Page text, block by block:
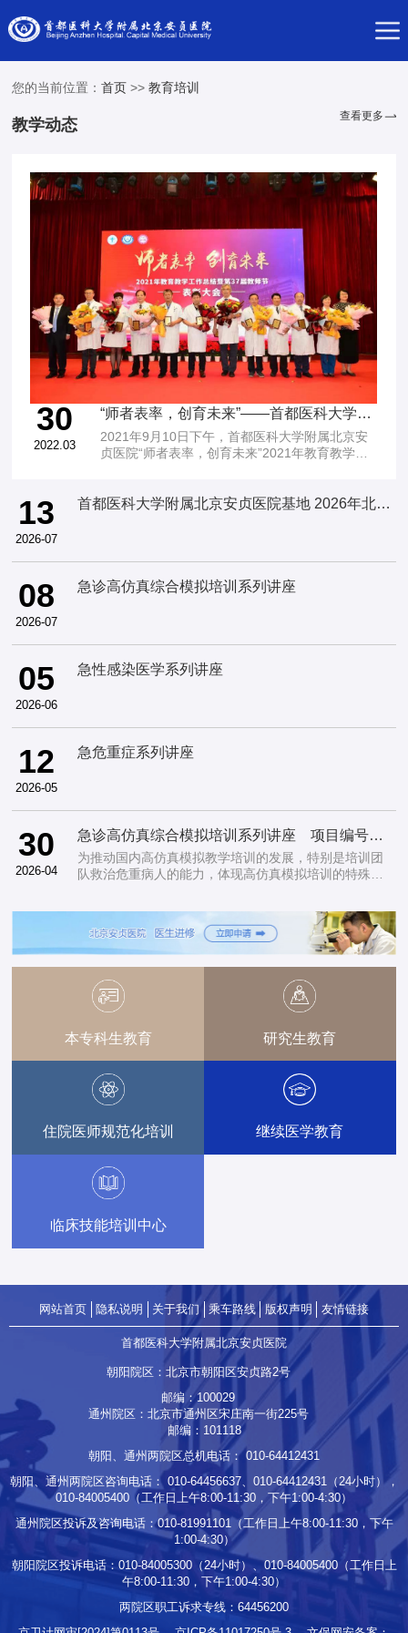
您的当前位置：首页 >>教育培训
教学动态 查看更多
30
2022.03
“师者表率，创育未来”——首都医科大学附属北京安贞医院2021年教育教学工作总结暨第37届教师节表彰大会圆满…
2021年9月10日下午，首都医科大学附属北京安
贞医院“师者表率，创育未来”2021年教育教学工
科大学副校长孙力光，院领导及职…
13
2026-07
首都医科大学附属北京安贞医院基地 2026年北京市住院医师规范化…
08
2026-07
急诊高仿真综合模拟培训系列讲座
05
2026-06
急性感染医学系列讲座
12
2026-05
急危重症系列讲座
30
2026-04
急诊高仿真综合模拟培训系列讲座 项目编号：2026-10-01-401（国…
为推动国内高仿真模拟教学培训的发展，特别是培训团
队救治危重病人的能力，体现高仿真模拟培训的特殊
本专科生教育 研究生教育
住院医师规范化培训 继续医学教育
临床技能培训中心
网站首页 隐私说明 关于我们 乘车路线 版权声明 友情链接
首都医科大学附属北京安贞医院
朝阳院区：北京市朝阳区安贞路2号
邮编：100029
通州院区：北京市通州区宋庄南一街225号
邮编：101118
朝阳、通州两院区总机电话： 010-64412431
朝阳、通州两院区咨询电话： 010-64456637、 010-64412431
（24小时），
010-84005400 （工作日上午8:00-11:30，下午1:00-4:30）
通州院区投诉及咨询电话：010-81991101 （工作日上午8:00-11:30，下午
1:00-4:30）
朝阳院区投诉电话： 010-84005300（24小时）、010-84005400（工作日上
午8:00-11:30，下午1:00-4:30）
两院区职工诉求专线： 64456200